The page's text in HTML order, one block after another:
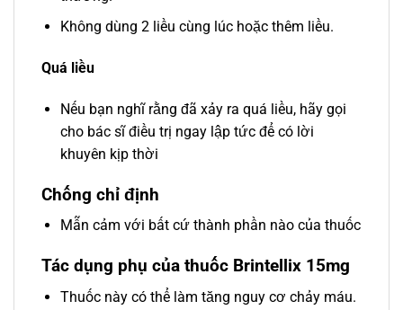
Không dùng 2 liều cùng lúc hoặc thêm liều.
Quá liều
Nếu bạn nghĩ rằng đã xảy ra quá liều, hãy gọi
cho bác sĩ điều trị ngay lập tức để có lời
khuyên kịp thời
Chống chỉ định
Mẫn cảm với bất cứ thành phần nào của thuốc
Tác dụng phụ của thuốc Brintellix 15mg
Thuốc này có thể làm tăng nguy cơ chảy máu.